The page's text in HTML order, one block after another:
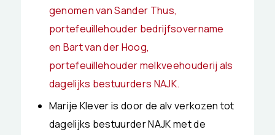
genomen van Sander Thus,
portefeuillehouder bedrijfsovername
en Bart van der Hoog,
portefeuillehouder melkveehouderij als
dagelijks bestuurders NAJK.
Marije Klever is door de alv verkozen tot
dagelijks bestuurder NAJK met de